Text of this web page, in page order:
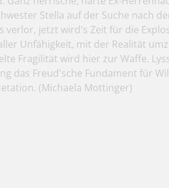
Stella auf der Suche nach
verlor, jetzt wird's Zeit für die
Unfähigkeit, mit der Realität
Fragilität wird hier zur Waffe.
das Freud'sche Fundament für
(Michaela Mottinger)